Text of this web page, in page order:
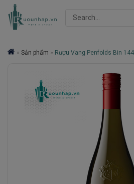
Skip
Search
» Sản phẩm » Rượu Vang Penfolds Bin